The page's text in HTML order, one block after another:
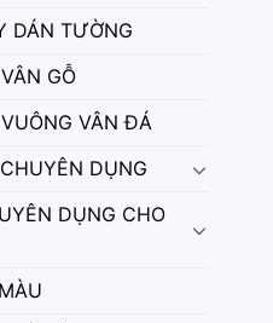
DÁN TƯỜNG
GỖ
VÂN ĐÁ
DỤNG
DỤNG CHO